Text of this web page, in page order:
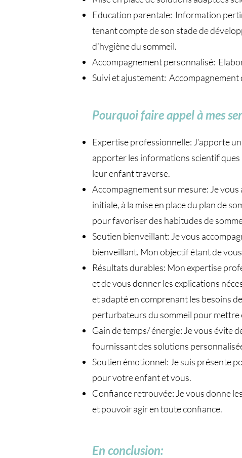
Education parentale: Information
tenant compte de son stade de
d’hygiène du sommeil.
Accompagnement personnalisé:
Suivi et ajustement: Accompagnement
Pourquoi faire appel à mes
Expertise professionnelle: J’apporte
apporter les informations
leur enfant traverse.
Accompagnement sur mesure: Je
initiale, à la mise en place du plan de
pour favoriser des habitudes de
Soutien bienveillant: Je vous
bienveillant. Mon objectif étant de
Résultats durables: Mon expertise
et de vous donner les explications
et adapté en comprenant les besoins
perturbateurs du sommeil pour mettre
Gain de temps/ énergie: Je vous évite
fournissant des solutions
Soutien émotionnel: Je suis présente
pour votre enfant et vous.
Confiance retrouvée: Je vous donne
et pouvoir agir en toute confiance.
En conclusion: